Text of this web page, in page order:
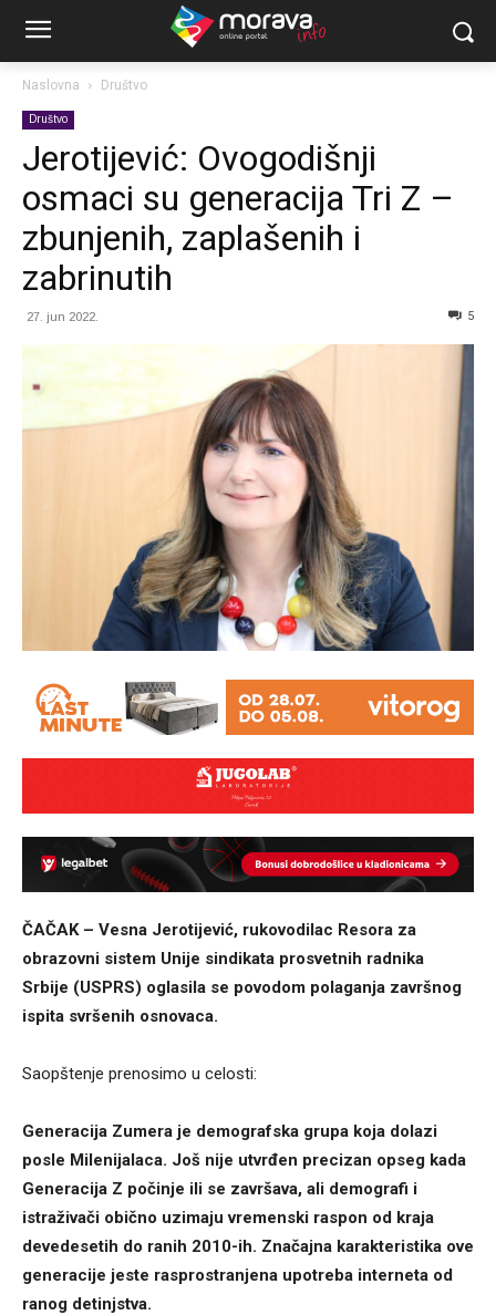
Naslovna Društvo
Društvo
Jerotijević: Ovogodišnji
osmaci su generacija Tri Z –
zbunjenih, zaplašenih i
zabrinutih
27. jun 2022. 5
ČAČAK – Vesna Jerotijević, rukovodilac Resora za
obrazovni sistem Unije sindikata prosvetnih radnika
Srbije (USPRS) oglasila se povodom polaganja završnog
ispita svršenih osnovaca.
Saopštenje prenosimo u celosti:
Generacija Zumera je demografska grupa koja dolazi
posle Milenijalaca. Još nije utvrđen precizan opseg kada
Generacija Z počinje ili se završava, ali demografi i
istraživači obično uzimaju vremenski raspon od kraja
devedesetih do ranih 2010-ih. Značajna karakteristika ove
generacije jeste rasprostranjena upotreba interneta od
ranog detinjstva.